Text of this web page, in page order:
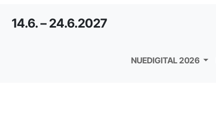
14.6. – 24.6.2027
NUEDIGITAL 2026